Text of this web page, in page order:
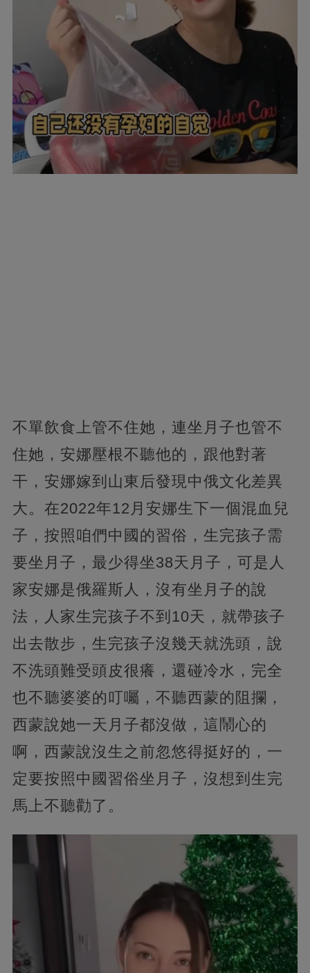
不單飲食上管不住她，連坐月子也管不
住她，安娜壓根不聽他的，跟他對著
干，安娜嫁到山東后發現中俄文化差異
大。在2022年12月安娜生下一個混血兒
子，按照咱們中國的習俗，生完孩子需
要坐月子，最少得坐38天月子，可是人
家安娜是俄羅斯人，沒有坐月子的說
法，人家生完孩子不到10天，就帶孩子
出去散步，生完孩子沒幾天就洗頭，說
不洗頭難受頭皮很癢，還碰冷水，完全
也不聽婆婆的叮囑，不聽西蒙的阻攔，
西蒙說她一天月子都沒做，這鬧心的
啊，西蒙說沒生之前忽悠得挺好的，一
定要按照中國習俗坐月子，沒想到生完
馬上不聽勸了。